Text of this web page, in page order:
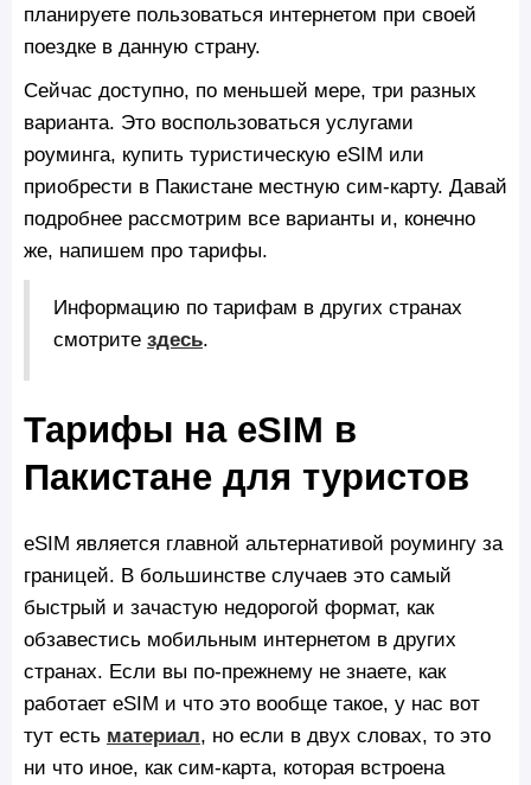
планируете пользоваться интернетом при своей
поездке в данную страну.
Сейчас доступно, по меньшей мере, три разных
варианта. Это воспользоваться услугами
роуминга, купить туристическую eSIM или
приобрести в Пакистане местную сим-карту. Давай
подробнее рассмотрим все варианты и, конечно
же, напишем про тарифы.
Информацию по тарифам в других странах
смотрите здесь.
Тарифы на eSIM в
Пакистане для туристов
eSIM является главной альтернативой роумингу за
границей. В большинстве случаев это самый
быстрый и зачастую недорогой формат, как
обзавестись мобильным интернетом в других
странах. Если вы по-прежнему не знаете, как
работает eSIM и что это вообще такое, у нас вот
тут есть материал, но если в двух словах, то это
ни что иное, как сим-карта, которая встроена